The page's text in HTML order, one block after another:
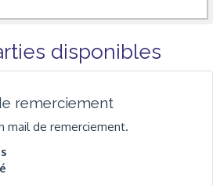
disponibles
remerciement
mail de remerciement.